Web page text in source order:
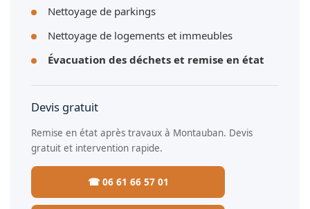
Nettoyage de parkings
Nettoyage de logements et immeubles
Évacuation des déchets et remise en état
Devis gratuit
Remise en état après travaux à Montauban. Devis
gratuit et intervention rapide.
☎ 06 61 66 57 01